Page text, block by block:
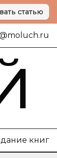
статью
книг